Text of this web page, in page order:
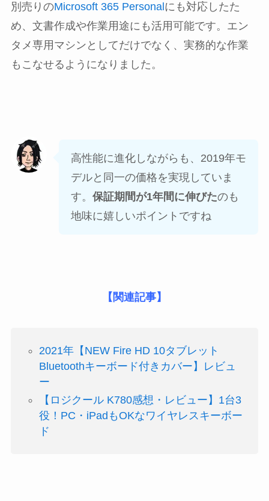
別売りのMicrosoft 365 Personal にも対応したた
め、文書作成や作業用途にも活用可能です。エン
タメ専用マシンとしてだけでなく、実務的な作業
もこなせるようになりました。
高性能に進化しながらも、2019年モ
デルと同一の価格を実現していま
す。 保証期間が1年間に伸びたのも
地味に嬉しいポイントですね
【関連記事】
2021年【NEW Fire HD 10タブレット
Bluetoothキーボード付きカバー】レビュ
ー
【ロジクール K780感想・レビュー】1台3
役！PC・iPadもOKなワイヤレスキーボー
ド